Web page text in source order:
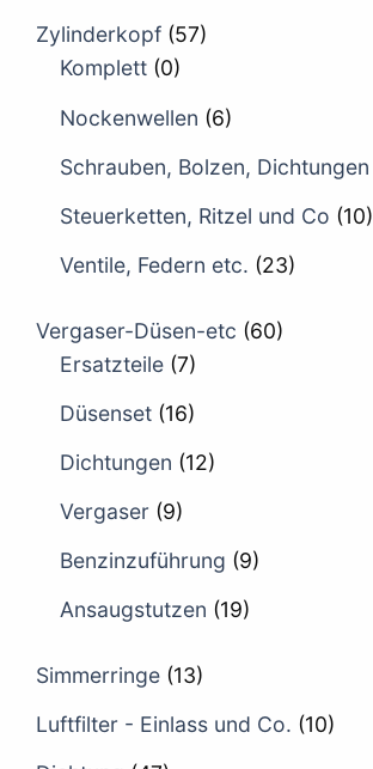
Zylinderkopf (57)
Komplett (0)
Nockenwellen (6)
Schrauben, Bolzen, Dichtungen
Steuerketten, Ritzel und Co (10)
Ventile, Federn etc. (23)
Vergaser-Düsen-etc (60)
Ersatzteile (7)
Düsenset (16)
Dichtungen (12)
Vergaser (9)
Benzinzuführung (9)
Ansaugstutzen (19)
Simmerringe (13)
Luftfilter - Einlass und Co. (10)